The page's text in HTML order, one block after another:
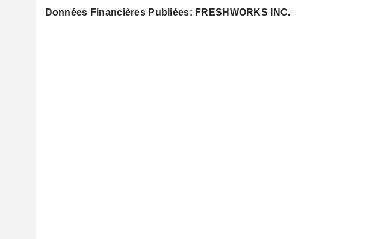
Données Financières Publiées: FRESHWORKS INC.